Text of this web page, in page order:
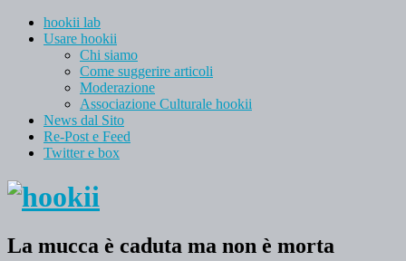
hookii lab
Usare hookii
Chi siamo
Come suggerire articoli
Moderazione
Associazione Culturale hookii
News dal Sito
Re-Post e Feed
Twitter e box
La mucca è caduta ma non è morta